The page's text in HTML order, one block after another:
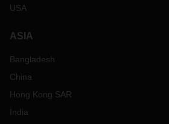
USA
ASIA
Bangladesh
China
Hong Kong SAR
India